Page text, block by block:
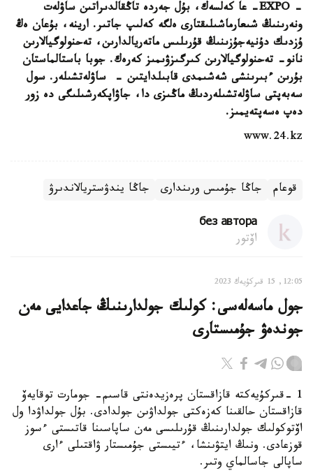
- EXPO- عا كەلسەك، بۇل جەردە تاڭقالدىراتىن ساۋلەت
ونەرىنىڭ شىعارماشىلىقتارى ەلگە كەلىپ جاتىر. ارينە، بۇعان ەڭ
ۇزدىك دۇنيەجۇزىنىڭ قۇرىلىس ماتەريالدارىن، تەحنولوگيالارىن
نانو- تەحنولوگيالارىن كىرگىزۋىمىز كەرەك. جوبا باستالماستان
بۇرىن ءبىرىنشى شەشىمدى قابىلدايتىن - ساۋلەتشىلەر. سول
سەبەپتى ساۋلەتشىلەردىڭ ماڭىزى دا، جاۋاپكەرشىلىگى دە زور
دەپ ەسەپتەيمىز.
www.24.kz
قوعام جاڭا جۇمىس ورىندارى جاڭا يندۋستريالاندىرۋ
без автора
اۆتور
12:05, 15 قىركۇيەك 2023
جول ماسەلەسى: كولىك جولدارىنىڭ جاعدايى مەن
جوندەۋ جۇمىستارى
1 -قىركۇيەكتە قازاقستان پرەزيدەنتى قاسىم- جومارت توقايەۆ
قازاقستان حالقىنا كەزەكتى جولداۋىن جولدادى. بۇل جولداۋدا ول
اۆتوكولىك جولدارىنىڭ قۇرىلىسى مەن ساپاسىنا قاتىستى ءسوز
قوزعادى. ونىڭ ايتۋىنشا، ءتيىستى جۇمىستار ۋاقتىلى ءارى
ساپالى جاسالماي وتىر.